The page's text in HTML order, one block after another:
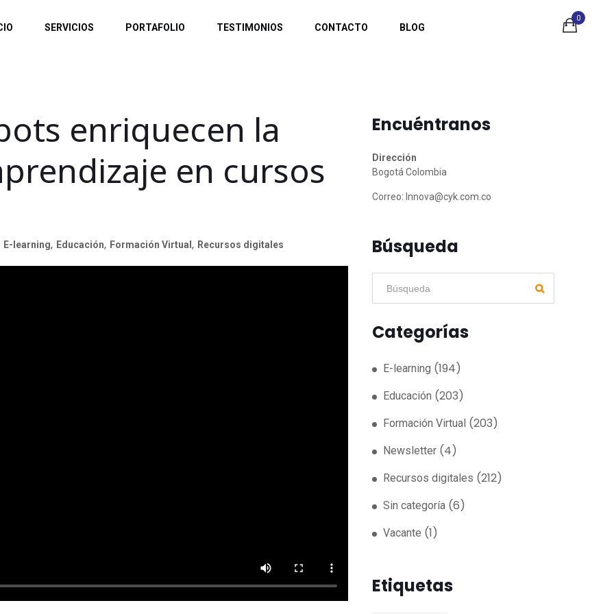
0
SERVICIOS PORTAFOLIO TESTIMONIOS CONTACTO BLOG
enriquecen la
en cursos
E-learning, Educación, Formación Virtual , Recursos digitales
Encuéntranos
Dirección
Bogotá Colombia
Correo: Innova@cyk.com.co
Búsqueda
Categorías
E-learning (194)
Educación (203)
Formación Virtual (203)
Newsletter(4)
Recursos digitales (212)
Sin categoría(6)
Vacante (1)
Etiquetas